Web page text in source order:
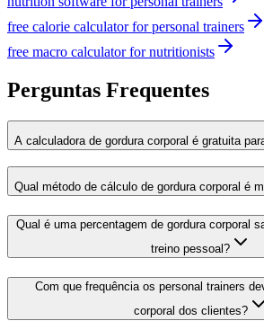
free calorie calculator for personal trainers
free macro calculator for nutritionists
Perguntas Frequentes
A calculadora de gordura corporal é gratuita
Qual método de cálculo de gordura corporal é
Qual é uma percentagem de gordura corporal
treino pessoal?
Com que frequência os personal trainers
corporal dos clientes?